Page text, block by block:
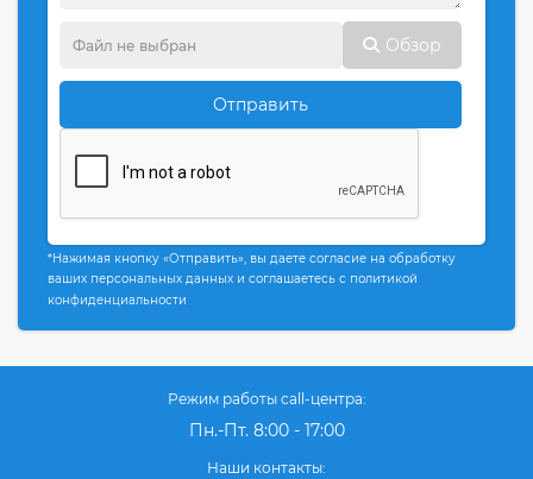
Обзор
Отправить
*Нажимая кнопку «Отправить», вы даете согласие на обработку
ваших персональных данных и соглашаетесь с политикой
конфиденциальности
Режим работы call-центра:
Пн.-Пт. 8:00 - 17:00
Наши контакты: